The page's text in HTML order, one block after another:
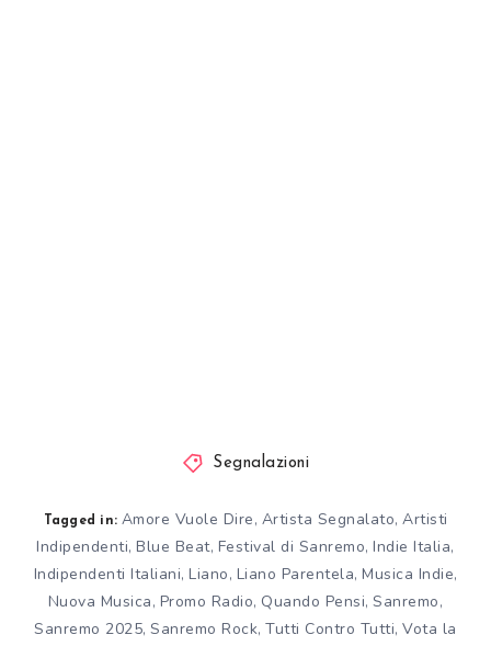
Segnalazioni
Tagged in: Amore Vuole Dire, Artista Segnalato, Artisti
Indipendenti,Blue Beat, Festival di Sanremo,Indie Italia,
Indipendenti Italiani, Liano, Liano Parentela, Musica Indie,
Nuova Musica, Promo Radio, Quando Pensi,Sanremo,
Sanremo 2025,Sanremo Rock,Tutti Contro Tutti,Vota la